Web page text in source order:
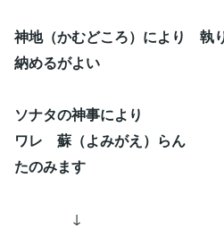
神地（かむどころ）により 執
納めるがよい
ソナタの神事により
ワレ 蘇（よみがえ）らん
たのみます
↓